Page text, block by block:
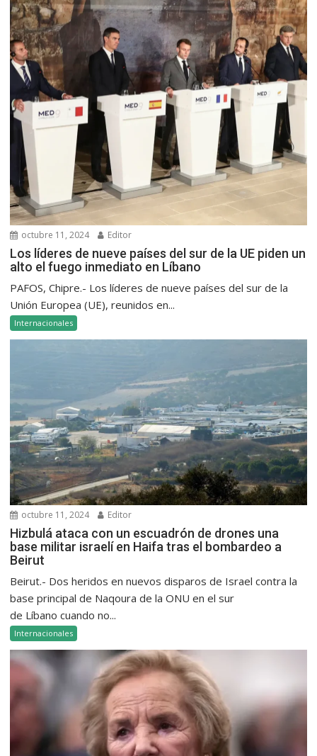
octubre 11, 2024 Editor
Los líderes de nueve países del sur de la UE piden un
alto el fuego inmediato en Líbano
PAFOS, Chipre.- Los líderes de nueve países del sur de la
Unión Europea (UE), reunidos en...
Internacionales
octubre 11, 2024 Editor
Hizbulá ataca con un escuadrón de drones una
base militar israelí en Haifa tras el bombardeo a
Beirut
Beirut.- Dos heridos en nuevos disparos de Israel contra la
base principal de Naqoura de la ONU en el sur
de Líbano cuando no...
Internacionales